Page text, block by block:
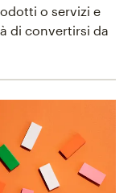
o servizi e
di convertirsi da